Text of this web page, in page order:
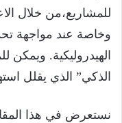
للمشاريع،من خلال
وخاصة عند مواجهة
الهيدروليكية. ويمكن
الذكي” الذي يقلل
نستعرض في هذا